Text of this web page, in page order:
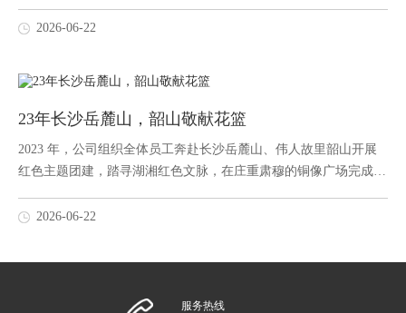
时分，落日熔金，橘红、浅粉、淡紫层层晕染海面，温柔的海风穿
2026-06-22
23年长沙岳麓山，韶山敬献花篮
2023 年，公司组织全体员工奔赴长沙岳麓山、伟人故里韶山开展
红色主题团建，踏寻湖湘红色文脉，在庄重肃穆的铜像广场完成敬
旅，让每一位参与者都收获深刻触动。行程首日，全员统一集合驱
2026-06-22
服务热线